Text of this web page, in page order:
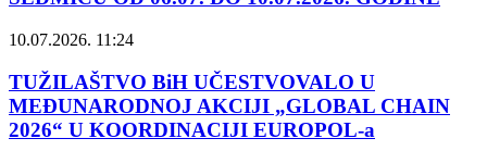
10.07.2026. 11:24
TUŽILAŠTVO BiH UČESTVOVALO U
MEĐUNARODNOJ AKCIJI „GLOBAL CHAIN
2026“ U KOORDINACIJI EUROPOL-a